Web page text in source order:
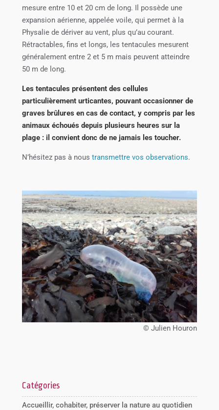
mesure entre 10 et 20 cm de long. Il possède une
expansion aérienne, appelée voile, qui permet à la
Physalie de dériver au vent, plus qu’au courant.
Rétractables, fins et longs, les tentacules mesurent
généralement entre 2 et 5 m mais peuvent atteindre
50 m de long.
Les tentacules présentent des cellules
particulièrement urticantes, pouvant occasionner de
graves brûlures en cas de contact, y compris par les
animaux échoués depuis plusieurs heures sur la
plage : il convient donc de ne jamais les toucher.
N’hésitez pas à nous transmettre vos observations.
© Julien Houron
Catégories
Accueillir, cohabiter, préserver la nature au quotidien